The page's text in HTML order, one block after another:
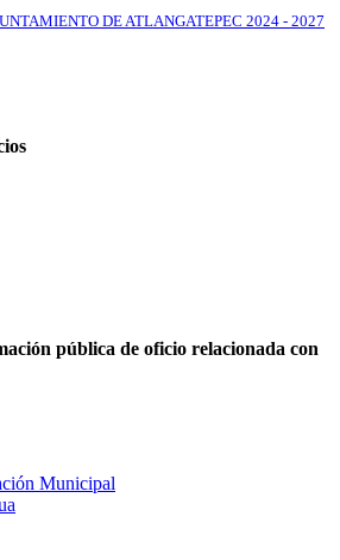
DE ATLANGATEPEC 2024 - 2027
pública de oficio relacionada con
Municipal